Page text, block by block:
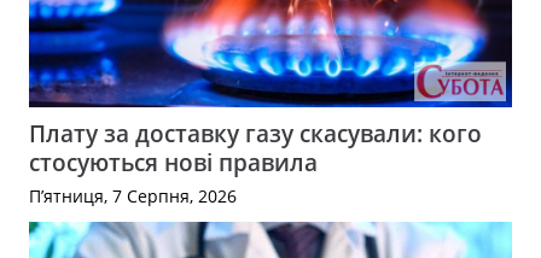
Плату за доставку газу скасували: кого
стосуються нові правила
П’ятниця, 7 Серпня, 2026